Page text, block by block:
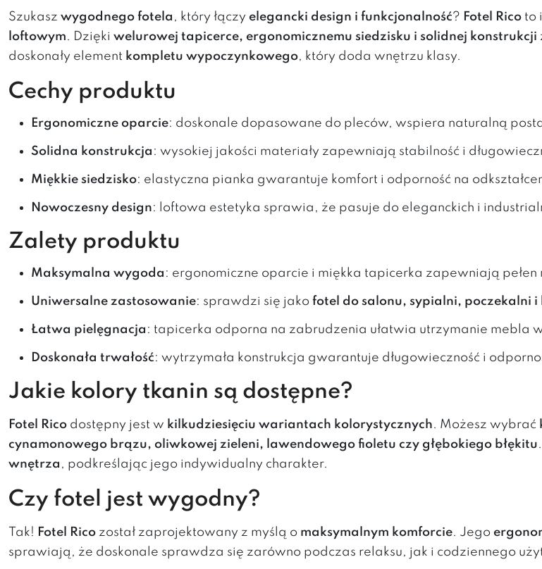
Szukasz wygodnego fotela , który łączy elegancki design i funkcjonalność? Fotel Rico to
loftowym. Dzięki welurowej tapicerce, ergonomicznemu siedzisku i solidnej konstrukcji
doskonały element kompletu wypoczynkowego, który doda wnętrzu klasy.
Cechy produktu
Ergonomiczne oparcie: doskonale dopasowane do pleców, wspiera naturalną
Solidna konstrukcja : wysokiej jakości materiały zapewniają stabilność i
Miękkie siedzisko: elastyczna pianka gwarantuje komfort i odporność na
Nowoczesny design: loftowa estetyka sprawia, że pasuje do eleganckich i
Zalety produktu
Maksymalna wygoda : ergonomiczne oparcie i miękka tapicerka zapewniają pełen
Uniwersalne zastosowanie: sprawdzi się jako fotel do salonu, sypialni, poczekalni
Łatwa pielęgnacja : tapicerka odporna na zabrudzenia ułatwia utrzymanie mebla
Doskonała trwałość: wytrzymała konstrukcja gwarantuje długowieczność i
Jakie kolory tkanin są dostępne?
Fotel Rico dostępny jest w kilkudziesięciu wariantach kolorystycznych. Możesz wybrać
cynamonowego brązu, oliwkowej zieleni, lawendowego fioletu czy głębokiego błękitu
wnętrza , podkreślając jego indywidualny charakter.
Czy fotel jest wygodny?
Tak! Fotel Rico został zaprojektowany z myślą o maksymalnym komforcie. Jego
sprawiają, że doskonale sprawdza się zarówno podczas relaksu, jak i codziennego